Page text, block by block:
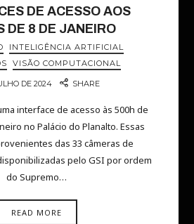
DE ACESSO AOS
DE 8 DE JANEIRO
INTELIGÊNCIA ARTIFICIAL
VISÃO COMPUTACIONAL
DE 2024 SHARE
interface de acesso às 500h de
no Palácio do Planalto. Essas
das 33 câmeras de
pelo GSI por ordem
do Supremo…
READ MORE